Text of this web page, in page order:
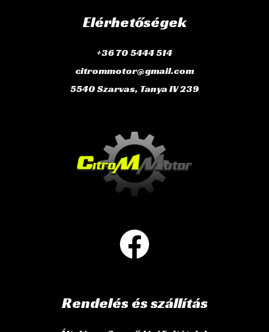
Elérhetőségek
+36 70 5444 514
citrommotor@gmail.com
5540 Szarvas, Tanya IV 239
Rendelés és szállítás